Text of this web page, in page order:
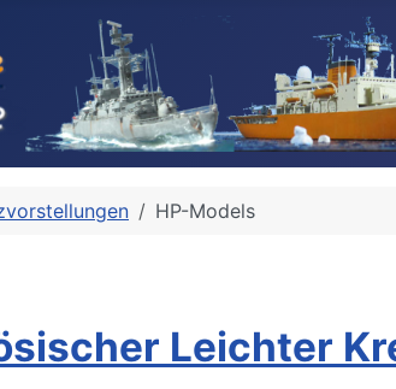
HP-Models
Leichter